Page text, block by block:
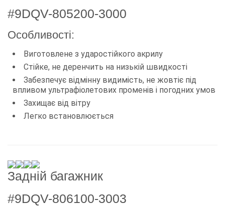
#9DQV-805200-3000
Особливості:
Виготовлене з ударостійкого акрилу
Стійке, не деренчить на низькій швидкості
Забезпечує відмінну видимість, не жовтіє під
впливом ультрафіолетових променів і погодних умов
Захищає від вітру
Легко встановлюється
Задній багажник
#9DQV-806100-3003